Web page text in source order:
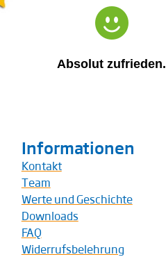
Absolut zufrieden.
Informationen
Kontakt
Team
Werte und Geschichte
Downloads
FAQ
Widerrufsbelehrung